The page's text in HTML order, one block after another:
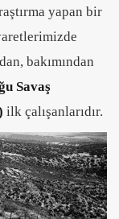
yapan bir
bakımından
Savaş
ilk çalışanlarıdır.